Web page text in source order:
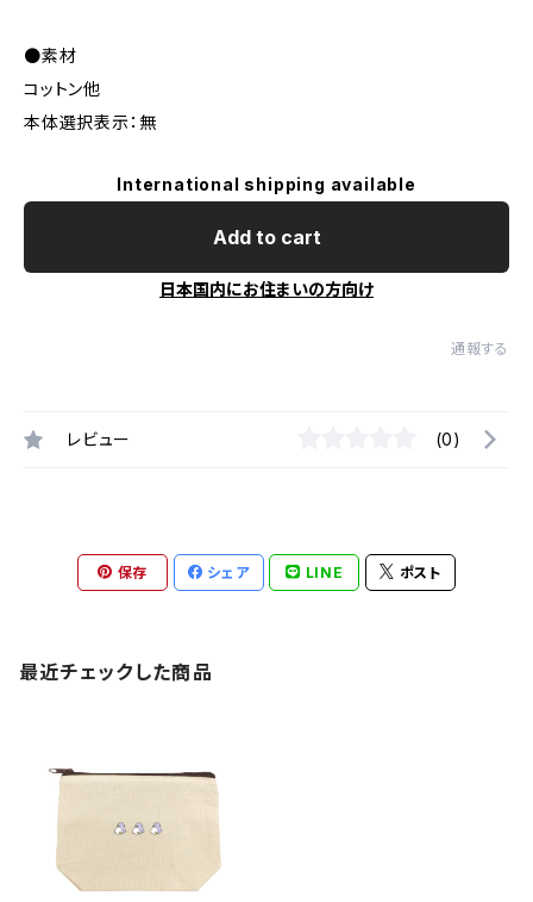
●素材
コットン他
本体選択表示：無
International shipping available
Add to cart
日本国内にお住まいの方向け
通報する
レビュー (0)
保存 シェア LINE ポスト
最近チェックした商品